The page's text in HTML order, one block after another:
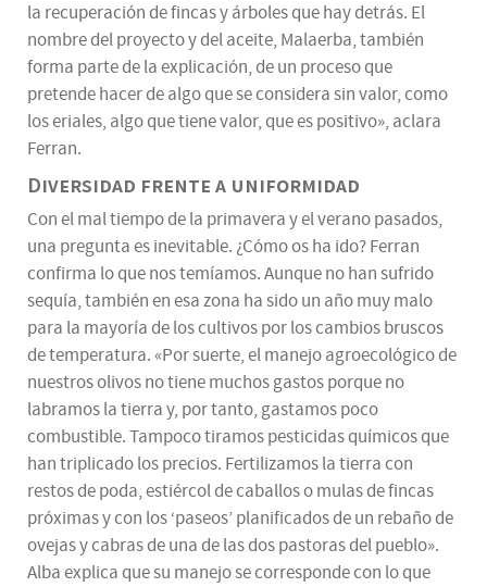
la recuperación de fincas y árboles que hay detrás. El
nombre del proyecto y del aceite, Malaerba, también
forma parte de la explicación, de un proceso que
pretende hacer de algo que se considera sin valor, como
los eriales, algo que tiene valor, que es positivo», aclara
Ferran.
Diversidad frente a uniformidad
Con el mal tiempo de la primavera y el verano pasados,
una pregunta es inevitable. ¿Cómo os ha ido? Ferran
confirma lo que nos temíamos. Aunque no han sufrido
sequía, también en esa zona ha sido un año muy malo
para la mayoría de los cultivos por los cambios bruscos
de temperatura. «Por suerte, el manejo agroecológico de
nuestros olivos no tiene muchos gastos porque no
labramos la tierra y, por tanto, gastamos poco
combustible. Tampoco tiramos pesticidas químicos que
han triplicado los precios. Fertilizamos la tierra con
restos de poda, estiércol de caballos o mulas de fincas
próximas y con los ‘paseos’ planificados de un rebaño de
ovejas y cabras de una de las dos pastoras del pueblo».
Alba explica que su manejo se corresponde con lo que